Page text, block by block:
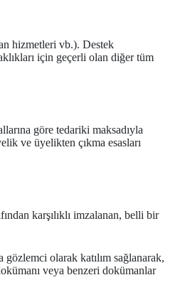
hizmetleri vb.). Destek
için geçerli olan diğer tüm
göre tedariki maksadıyla
ve üyelikten çıkma esasları
karşılıklı imzalanan, belli bir
olarak katılım sağlanarak,
veya benzeri dokümanlar